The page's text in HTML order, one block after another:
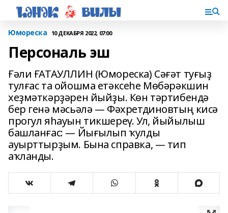
Юмореска 10 ДЕКАБРЯ 2022, 07:00
Персональ эш
Ғәли ҒАТАУЛЛИН (Юмореска) Сәғәт туғыҙ
тулғас та ойошма етәксеһе Мөбәрәкшин
хеҙмәткәрҙәрен йыйҙы. Көн тәртибендә
бер генә мәсьәлә — Фәхретдиновтың кисә
прогул яһауын тикшереү. Ул, йыйылыш
башланғас: — Йығылып ҡулды
ауырттырҙым. Бына справка, — тип
аҡланды.